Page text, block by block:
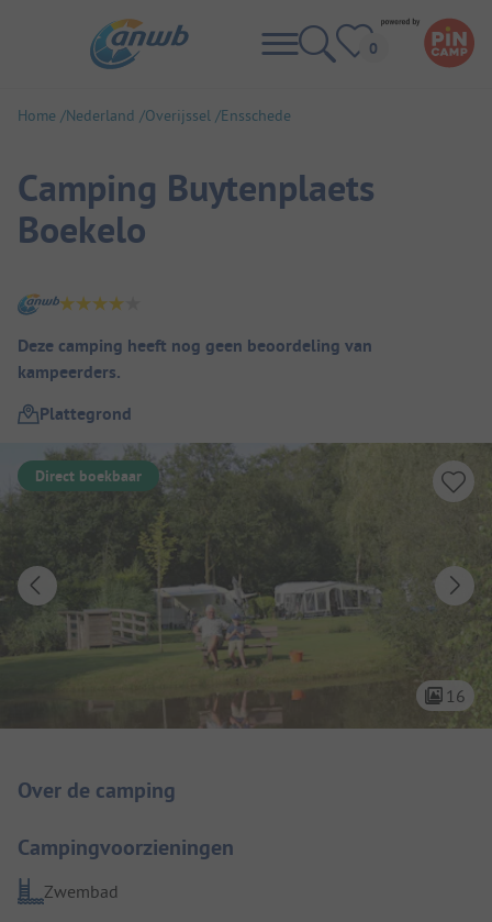
Home Nederland Overijssel Ensschede
Camping Buytenplaets
Boekelo
Camping overzicht
Deze camping heeft nog geen beoordeling van
kampeerders.
Plattegrond
Direct boekbaar
16
Over de camping
Campingvoorzieningen
Zwembad